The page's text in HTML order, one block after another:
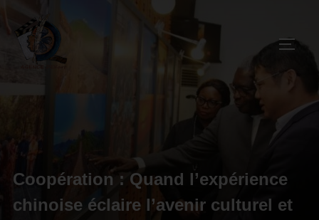
Coopération : Quand l’expérience
chinoise éclaire l’avenir culturel et